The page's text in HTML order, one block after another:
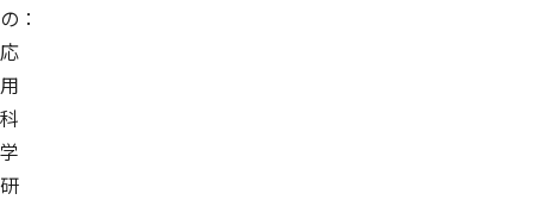
の：
応
用
科
学
研